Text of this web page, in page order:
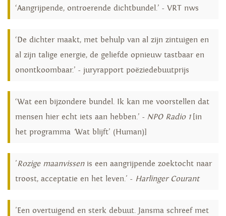
‘Aangrijpende, ontroerende dichtbundel.’ - VRT nws
‘De dichter maakt, met behulp van al zijn zintuigen en
al zijn talige energie, de geliefde opnieuw tastbaar en
onontkoombaar.’ - juryrapport poëziedebuutprijs
‘Wat een bijzondere bundel. Ik kan me voorstellen dat
mensen hier echt iets aan hebben.’ - NPO Radio 1 [in
het programma ‘Wat blijft’ (Human)]
'Rozige maanvissenis een aangrijpende zoektocht naar
troost, acceptatie en het leven.' - Harlinger Courant
'Een overtuigend en sterk debuut. Jansma schreef met